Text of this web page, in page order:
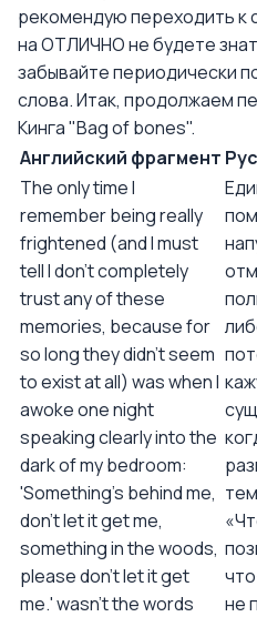
рекомендую переходить к
на ОТЛИЧНО не будете
забывайте периодически
слова. Итак, продолжаем
Кинга "Bag of bones".
Английский фрагмент
The only time I
remember being really
frightened (and I must
tell I don't completely
trust any of these
memories, because for
so long they didn't seem
to exist at all) was when I
awoke one night
speaking clearly into the
dark of my bedroom:
'Something's behind me,
don't let it get me,
something in the woods,
please don't let it get
me.' wasn't the words
не